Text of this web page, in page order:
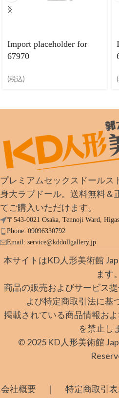
Import placeholder for
67970
(税込)
プレミアムセックスドールス
身大ラブドール。送料無料＆
てご購入いただけます。
〒543-0021 Osaka, Tennoji Ward,
Phone: 09096330792
Email: service@kddollgallery.jp
本サイトはKD人形美術館
ます。
商品の販売およびサービス
よび特定商取引法に基
掲載されている商品情報お
を禁止し
© 2025 KD人形美術館
会社概要 ｜ 特定商取引